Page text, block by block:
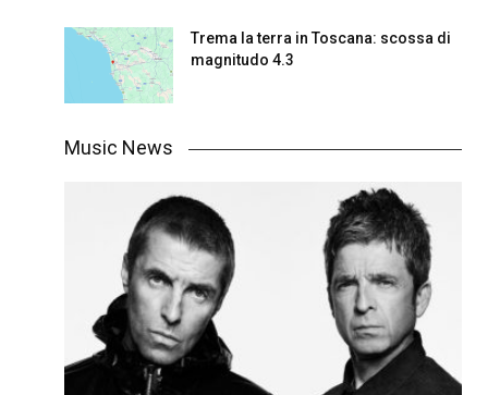
Trema la terra in Toscana: scossa di
magnitudo 4.3
Music News